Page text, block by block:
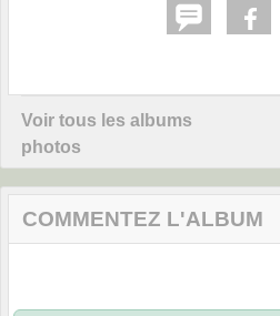
Voir tous les albums
photos
COMMENTEZ L'ALBUM